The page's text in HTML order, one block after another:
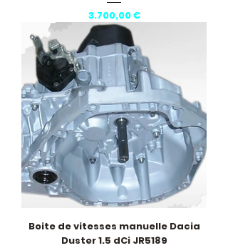
Pris
3.700,00 €
Boite de vitesses manuelle Dacia
Duster 1.5 dCi JR5189